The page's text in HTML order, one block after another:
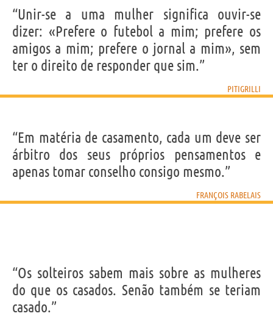
“Unir-se a uma mulher significa ouvir-se
dizer: «Prefere o futebol a mim; prefere os
amigos a mim; prefere o jornal a mim», sem
ter o direito de responder que sim.”
PITIGRILLI
“Em matéria de casamento, cada um deve ser
árbitro dos seus próprios pensamentos e
apenas tomar conselho consigo mesmo.”
FRANÇOIS RABELAIS
“Os solteiros sabem mais sobre as mulheres
do que os casados. Senão também se teriam
casado.”